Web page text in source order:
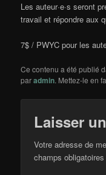
Les auteur·e·s seront
travail et répondre aux
7$ / PWYC pour les
Ce contenu a été publié
paradmin. Mettez-le en
Laisser
Votre adresse de
champs